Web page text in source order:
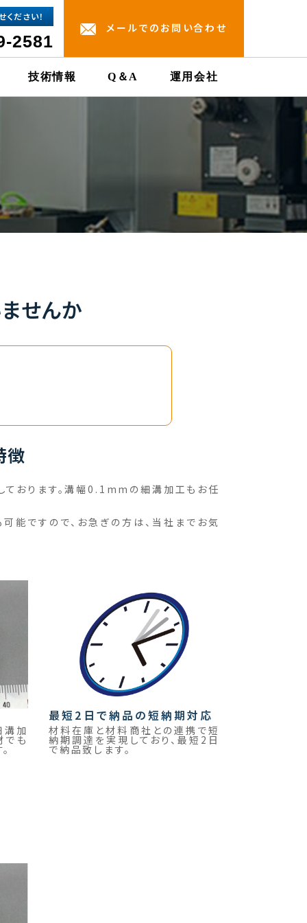
ださい！
2581
メールでのお問い合わせ
技術情報 Q＆A 運用会社
せんか​
徴
ております。溝幅0.1mmの細溝加工もお任
能ですので、お急ぎの方は、当社までお気
加
でも
最短2日で納品の短納期対応
材料在庫と材料商社との連携で短
納期調達を実現しており、最短2日
で納品致します。